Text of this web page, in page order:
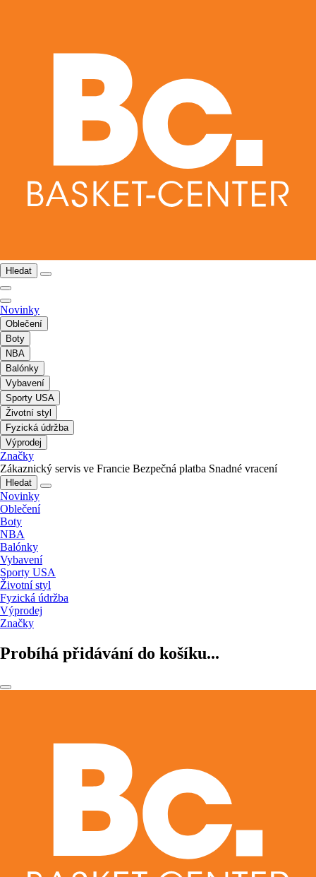
Hledat
Novinky
Oblečení
Boty
NBA
Balónky
Vybavení
Sporty USA
Životní styl
Fyzická údržba
Výprodej
Značky
Zákaznický servis ve Francie Bezpečná platba Snadné vracení
Hledat
Novinky
Oblečení
Boty
NBA
Balónky
Vybavení
Sporty USA
Životní styl
Fyzická údržba
Výprodej
Značky
Probíhá přidávání do košíku...